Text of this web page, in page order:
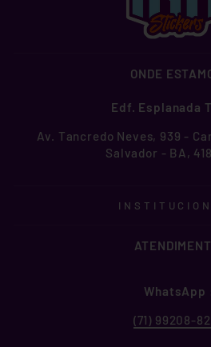
ONDE
Edf. Esplanada
Av. Tancredo Neves, 939 -
Salvador - BA,
WhatsApp
(71) 99208-